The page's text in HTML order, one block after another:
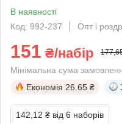
В наявності
Код: 992-237
Опт і
151 ₴/набір
Мінімальна сума
Економія 26.65 ₴
142,12 ₴ від 6 наборів